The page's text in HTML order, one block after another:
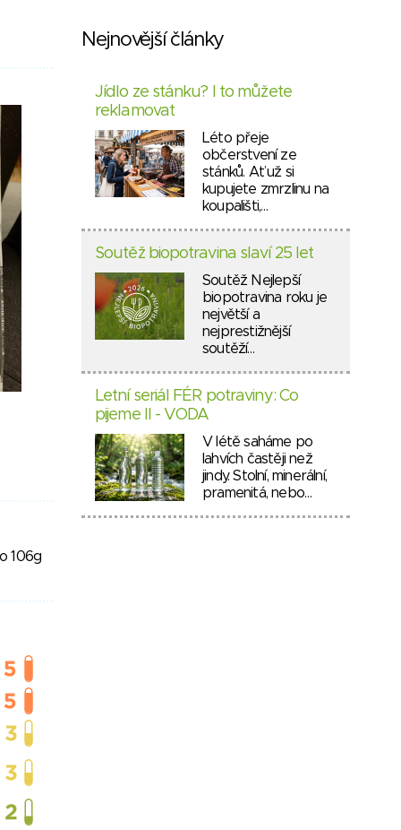
106g
Nejnovější články
Jídlo ze stánku? I to můžete
reklamovat
Léto přeje
občerstvení ze
stánků. Ať už si
kupujete zmrzlinu na
koupališti,…
Soutěž biopotravina slaví 25 let
Soutěž Nejlepší
biopotravina roku je
největší a
nejprestižnější
soutěží…
Letní seriál FÉR potraviny: Co
pijeme II - VODA
V létě saháme po
lahvích častěji než
jindy. Stolní, minerální,
pramenitá, nebo…